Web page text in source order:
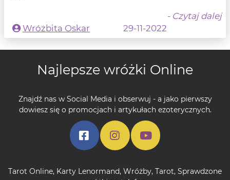
- Czytaj dalej
Wróżbita Oskar
29-11-2022
Najlepsze wróżki Online
Znajdź nas w Social Media i obserwuj - a jako pierwszy
dowiesz się o promocjach i artykułach ezoterycznych.
Tarot Online, Karty Lenormand, Wróżby, Tarot, Sprawdzone